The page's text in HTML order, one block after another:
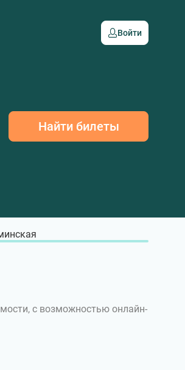
Войти
Найти билеты
с возможностью онлайн-